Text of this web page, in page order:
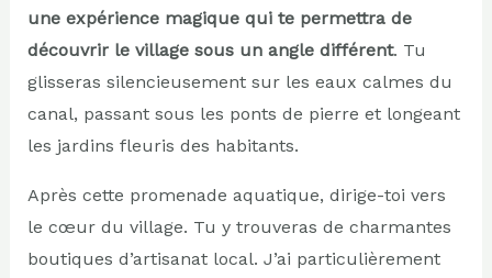
une expérience magique qui te permettra de
découvrir le village sous un angle différent. Tu
glisseras silencieusement sur les eaux calmes du
canal, passant sous les ponts de pierre et longeant
les jardins fleuris des habitants.
Après cette promenade aquatique, dirige-toi vers
le cœur du village. Tu y trouveras de charmantes
boutiques d’artisanat local. J’ai particulièrement